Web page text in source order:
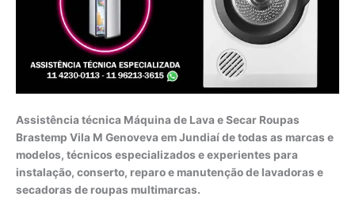
Assistência técnica Máquina de Lava e Secar Roupas
Brastemp Vila M Genoveva em Jundiaí de todas as marcas e
modelos, técnicos especializados e experientes para
instalação, conserto, reparo e manutenção de lavadoras e
secadoras de roupas multimarcas.